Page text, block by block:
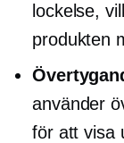
lockelse,
produkten
använder
för att visa